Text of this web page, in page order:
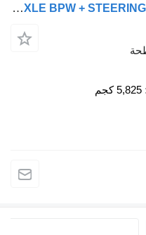
Krone SZ 2 AXLE BPW + STEERING + ZEPRO Z 2500-150 MA LIFT
5,825 كجم